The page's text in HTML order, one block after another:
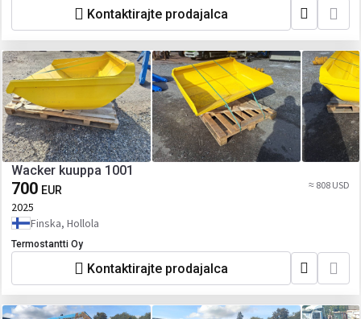
Kontaktirajte prodajalca
Wacker kuuppa 1001
700 EUR ≈ 808 USD
2025
Finska, Hollola
Termostantti Oy
Kontaktirajte prodajalca